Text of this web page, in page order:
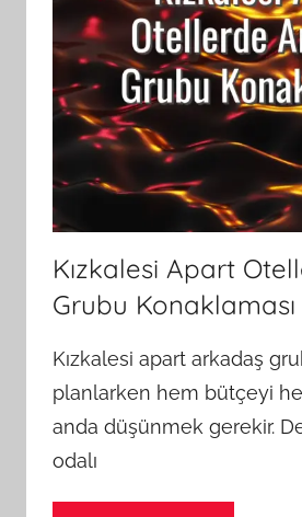
Kızkalesi Apart
Grubu Konaklaması
Kızkalesi apart arkadaş
planlarken hem bütçeyi
anda düşünmek gerekir.
odalı